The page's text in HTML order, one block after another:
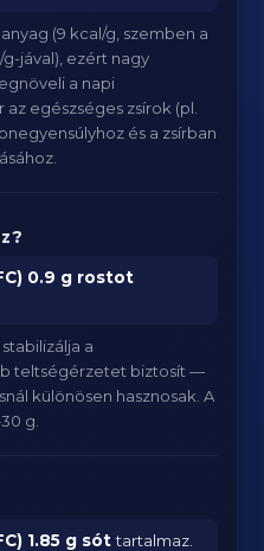
(9 kcal/g, szemben a
jával), ezért nagy
a napi
egészséges zsírok (pl.
és a zsírban
0.9 g rostot
a
teltségérzetet biztosít —
különösen hasznosak. A
g.
1.85 g sóttartalmaz.